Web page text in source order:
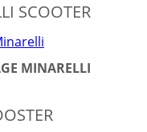
SCOOTER
MINARELLI